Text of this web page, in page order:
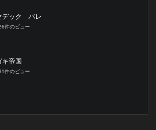
デック バレ
件のビュー
キ帝国
件のビュー